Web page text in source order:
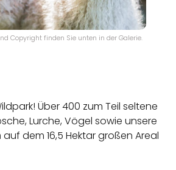
Copyright finden Sie unten in der Galerie.
Über 400 zum Teil seltene
Lurche, Vögel sowie unsere
dem 16,5 Hektar großen Areal